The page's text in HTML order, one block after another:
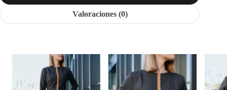
Valoraciones (0)